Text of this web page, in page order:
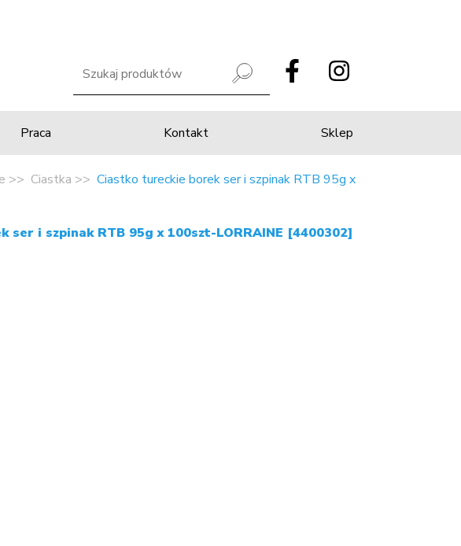
Praca Kontakt Sklep
Ciastka
Ciastko tureckie borek ser i szpinak RTB 95g x
ser i szpinak RTB 95g x 100szt-LORRAINE [4400302]